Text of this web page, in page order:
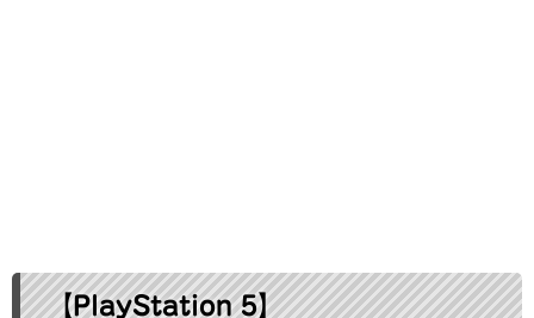
【PlayStation 5】